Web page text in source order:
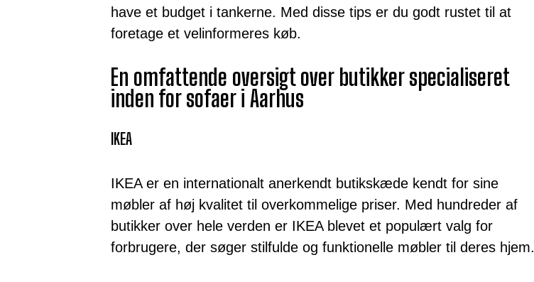
have et budget i tankerne. Med disse tips er du godt rustet til at
foretage et velinformeres køb.
En omfattende oversigt over butikker specialiseret
inden for sofaer i Aarhus
IKEA
IKEA er en internationalt anerkendt butikskæde kendt for sine
møbler af høj kvalitet til overkommelige priser. Med hundreder af
butikker over hele verden er IKEA blevet et populært valg for
forbrugere, der søger stilfulde og funktionelle møbler til deres hjem.